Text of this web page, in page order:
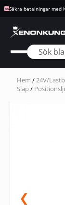
Säkra betalningar med
Hem /24V/
Släp/
❮